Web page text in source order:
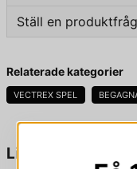
Liknande
Butiken svarade
Hej!
Ställ en
Fråga oss något
Relaterade kategorier
VECTREX SPEL